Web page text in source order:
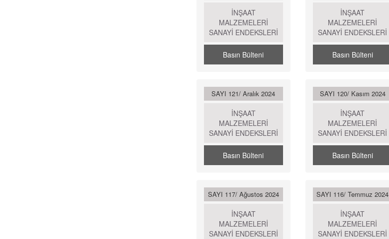
İNŞAAT
MALZEMELERİ
SANAYİ ENDEKSLERİ
Basın Bülteni
İNŞAAT
MALZEMELERİ
SANAYİ ENDEKSLERİ
Basın Bülteni
SAYI 121/ Aralık 2024
İNŞAAT
MALZEMELERİ
SANAYİ ENDEKSLERİ
Basın Bülteni
SAYI 120/ Kasım 2024
İNŞAAT
MALZEMELERİ
SANAYİ ENDEKSLERİ
Basın Bülteni
SAYI 117/ Ağustos 2024
İNŞAAT
MALZEMELERİ
SANAYİ ENDEKSLERİ
SAYI 116/ Temmuz 2024
İNŞAAT
MALZEMELERİ
SANAYİ ENDEKSLERİ